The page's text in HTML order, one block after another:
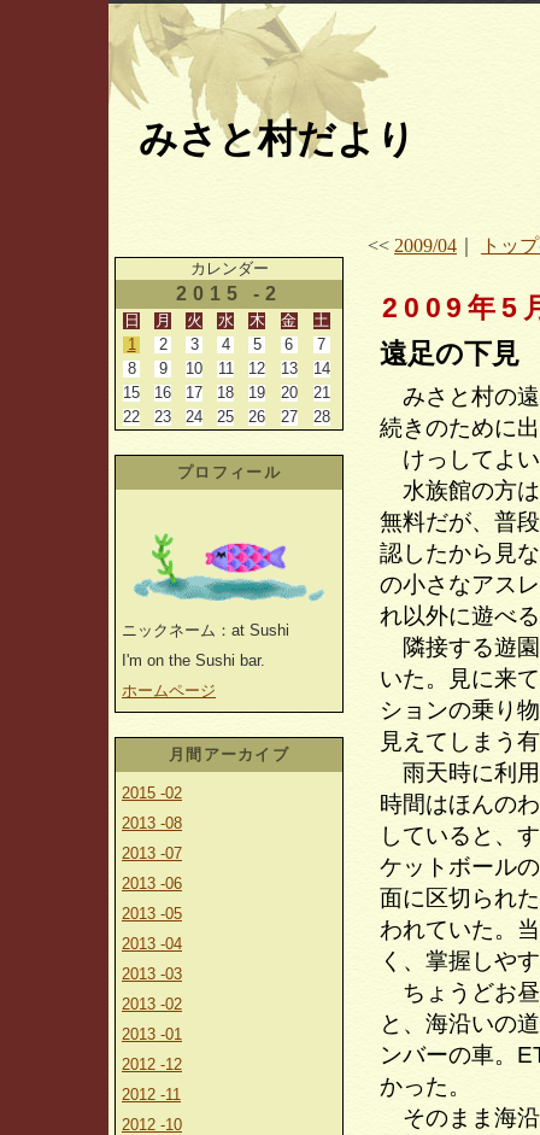
みさと村だより
カレンダー
2015 -2
日 月 火 水 木 金
土
1
2 3 4 5 6
7
8
9 10 11 12 13
14
15
16 17 18 19 20
21
22
23 24 25 26 27 28
プロフィール
ニックネーム：at Sushi
I'm on the Sushi bar.
ホームページ
月間アーカイブ
2015 -02
2013 -08
2013 -07
2013 -06
2013 -05
2013 -04
2013 -03
2013 -02
2013 -01
2012 -12
2012 -11
2012 -10
<< 2009/04 トッ
2009年5
遠足の下見
みさと村の遠
続きのために
けっしてよ
水族館の方は
無料だが、普
認したから見
の小さなアス
れ以外に遊べ
隣接する遊園
いた。見に来
ションの乗り
見えてしまう
雨天時に利用
時間はほんの
していると、
ケットボール
面に区切られ
われていた。
く、掌握しや
ちょうどお昼
と、海沿いの
ンバーの車。
かった。
そのまま海沿